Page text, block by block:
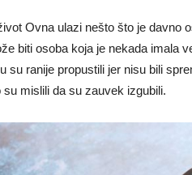
Ovna ulazi nešto što je davno
biti osoba koja je nekada imala
su ranije propustili jer nisu bili
su mislili da su zauvek izgubili.